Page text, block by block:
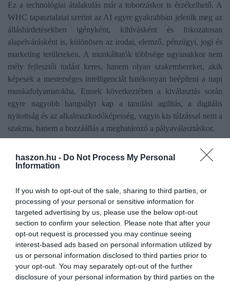
haszon.hu - Do Not Process My Personal
Information
If you wish to opt-out of the sale, sharing to third parties, or
processing of your personal or sensitive information for
targeted advertising by us, please use the below opt-out
section to confirm your selection. Please note that after your
opt-out request is processed you may continue seeing
interest-based ads based on personal information utilized by
us or personal information disclosed to third parties prior to
your opt-out. You may separately opt-out of the further
disclosure of your personal information by third parties on the
Ez a technológiai átalakulás már a toborzáskor is érzékelhető. A
WHC tapasztalatai szerint az AI egyre gyakrabban jelenik meg az
álláshirdetésekben igényként, kihívásként és fokozatosan
alapelvárásként is, különösen az irodai, elemző, pénzügyi, jogi és
marketing területeken. A munkáltatók többsége ugyanakkor nem
mély fejlesztői tudást keres, hanem olyan szakembereket, akik
képesek a mesterséges intelligenciát hatékonyan beépíteni a napi
munkafolyamatokba. Ennek következtében a kiválasztás során
egyre nagyobb hangsúlyt kap a tanulási agilitás, a digitális
nyitottság és az alkalmazkodóképesség, vagyis kis túlzással nem a
szakma, hanem a hozzáállás a meghatározó a pályaválasztáskor.
A WHC Csoport és az Oeconomus Gazdaságkutató Alapítvány
közös kutatása szerint Magyarországon a következő évtizedben
ami a foglalkoztatottak mintegy 20–25 százalékát jelenti. A
változás ugyanakkor elsősorban nem munkahelyek megszűnését,
hanem a feladatkörök radikális átalakulását vetíti előre, különösen
az irodai és tudásalapú munkakörökben.
Olvasd el ezt is!